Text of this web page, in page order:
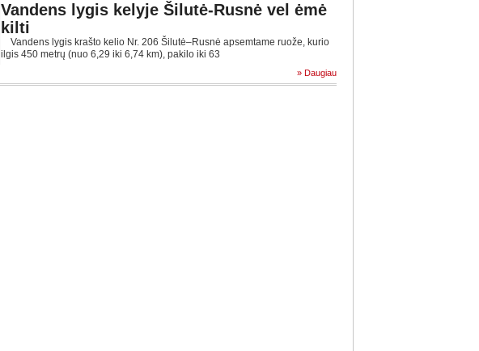
Vandens lygis kelyje Šilutė-Rusnė vel ėmė
kilti
Vandens lygis krašto kelio Nr. 206 Šilutė–Rusnė apsemtame ruože, kurio
ilgis 450 metrų (nuo 6,29 iki 6,74 km), pakilo iki 63
» Daugiau